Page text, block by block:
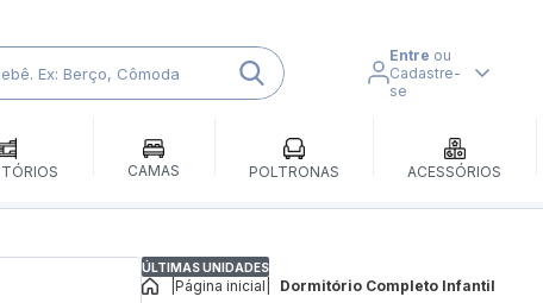
Entre ou
Cadastre-
se
CAMAS POLTRONAS ACESSÓRIOS
ÚLTIMAS UNIDADES
Página inicial Dormitório Completo Infantil